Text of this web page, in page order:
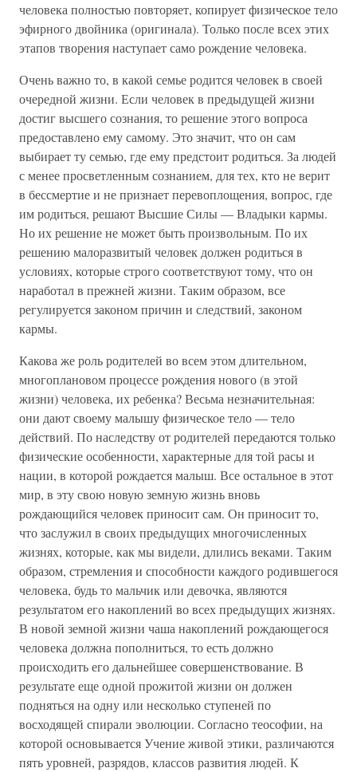
человека полностью повторяет, копирует физическое тело
эфирного двойника (оригинала). Только после всех этих
этапов творения наступает само рождение человека.
Очень важно то, в какой семье родится человек в своей
очередной жизни. Если человек в предыдущей жизни
достиг высшего сознания, то решение этого вопроса
предоставлено ему самому. Это значит, что он сам
выбирает ту семью, где ему предстоит родиться. За людей
с менее просветленным сознанием, для тех, кто не верит
в бессмертие и не признает перевоплощения, вопрос, где
им родиться, решают Высшие Силы — Владыки кармы.
Но их решение не может быть произвольным. По их
решению малоразвитый человек должен родиться в
условиях, которые строго соответствуют тому, что он
наработал в прежней жизни. Таким образом, все
регулируется законом причин и следствий, законом
кармы.
Какова же роль родителей во всем этом длительном,
многоплановом процессе рождения нового (в этой
жизни) человека, их ребенка? Весьма незначительная:
они дают своему малышу физическое тело — тело
действий. По наследству от родителей передаются только
физические особенности, характерные для той расы и
нации, в которой рождается малыш. Все остальное в этот
мир, в эту свою новую земную жизнь вновь
рождающийся человек приносит сам. Он приносит то,
что заслужил в своих предыдущих многочисленных
жизнях, которые, как мы видели, длились веками. Таким
образом, стремления и способности каждого родившегося
человека, будь то мальчик или девочка, являются
результатом его накоплений во всех предыдущих жизнях.
В новой земной жизни чаша накоплений рождающегося
человека должна пополниться, то есть должно
происходить его дальнейшее совершенствование. В
результате еще одной прожитой жизни он должен
подняться на одну или несколько ступеней по
восходящей спирали эволюции. Согласно теософии, на
которой основывается Учение живой этики, различаются
пять уровней, разрядов, классов развития людей. К